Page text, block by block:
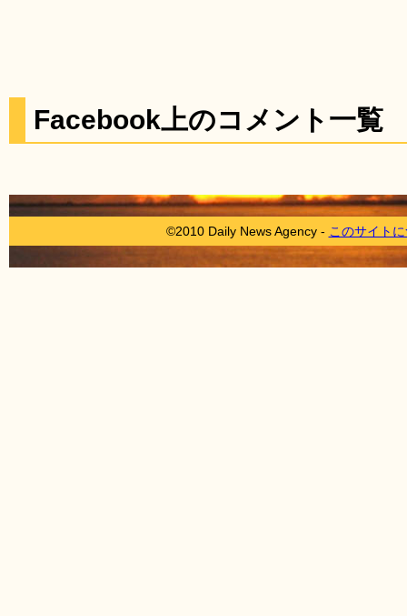
Facebook上のコメント一覧
©2010 Daily News Agency - このサイト